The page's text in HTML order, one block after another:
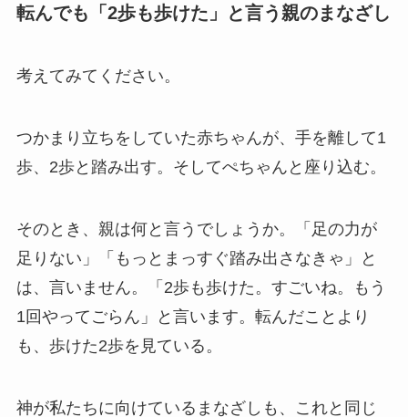
転んでも「2歩も歩けた」と言う親のまなざし
考えてみてください。
つかまり立ちをしていた赤ちゃんが、手を離して1
歩、2歩と踏み出す。そしてぺちゃんと座り込む。
そのとき、親は何と言うでしょうか。「足の力が
足りない」「もっとまっすぐ踏み出さなきゃ」と
は、言いません。「2歩も歩けた。すごいね。もう
1回やってごらん」と言います。転んだことより
も、歩けた2歩を見ている。
神が私たちに向けているまなざしも、これと同じ